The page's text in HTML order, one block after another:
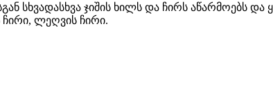
სხვადასხვა ჯიშის ხილს და ჩირს აწარმოებს
ჩირი, ლეღვის ჩირი.